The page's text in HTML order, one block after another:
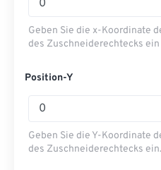
Geben Sie die x-Koordinate
des Zuschneiderechtecks ​​ein
Position-Y
Geben Sie die Y-Koordinate
des Zuschneiderechtecks ​​ein.